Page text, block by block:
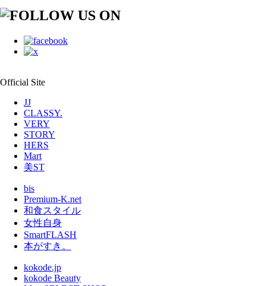
Official Site
JJ
CLASSY.
VERY
STORY
HERS
Mart
美ST
bis
Premium-K.net
和食スタイル
女性自身
SmartFLASH
本がすき。
kokode.jp
kokode Beauty